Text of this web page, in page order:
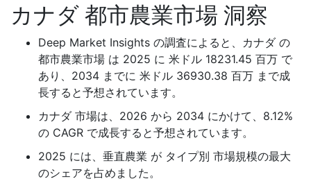
カナダ 都市農業市場 洞察
Deep Market Insights の調査によると、カナダ の
都市農業市場 は 2025 に 米ドル 18231.45 百万 で
あり、2034 までに 米ドル 36930.38 百万 まで成
長すると予想されています。
カナダ 市場は、2026 から 2034 にかけて、8.12%
の CAGR で成長すると予想されています。
2025 には、垂直農業 が タイプ別 市場規模の最大
のシェアを占めました。